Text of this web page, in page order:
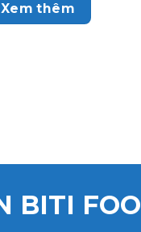
Xem thêm
BITI